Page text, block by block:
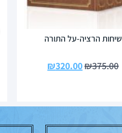
שיחות הרציה-על התורה
₪375.00
₪320.00